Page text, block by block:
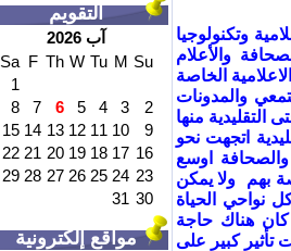
وتكنولوجيا
والأعلام
الخاصة
والمدونات
التقليدية منها
اتجهت نحو
اوسع
بهم ولا يمكن
نواحي الحياة
هناك حاجة
كبير على
التقويم
آب 2026
Su
M
Tu
W
Th
F
Sa
1
2
3
4
5
6
7
8
9
10
11
12
13
14
15
16
17
18
19
20
21
22
23
24
25
26
27
28
29
30
31
مواقع إلكترونية